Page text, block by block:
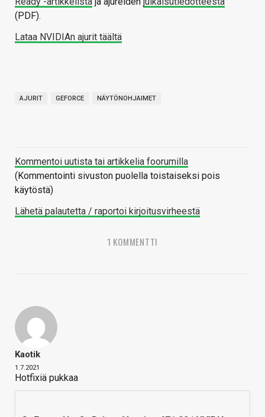
(PDF).
Lataa NVIDIAn ajurit täältä
AJURIT GEFORCE NÄYTÖNOHJAIMET
Kommentoi uutista tai artikkelia foorumilla
(Kommentointi sivuston puolella toistaiseksi pois
käytöstä)
Lähetä palautetta / raportoi kirjoitusvirheestä
1 KOMMENTTI
Kaotik
1.7.2021
Hotfixiä pukkaa